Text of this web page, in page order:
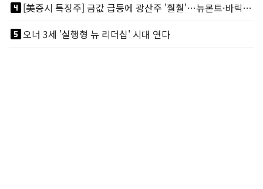
looks_4
[美증시 특징주] 금값 급등에 광산주 '훨훨'…뉴몬트·바릭마이닝 주도
looks_5오너 3세 '실행형 뉴 리더십' 시대 연다